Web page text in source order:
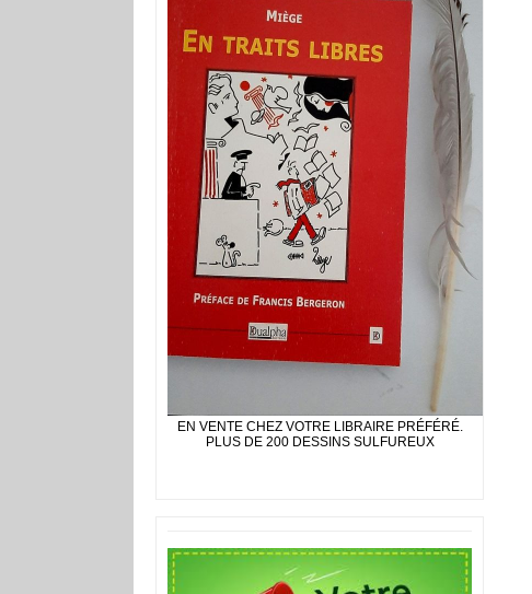
EN VENTE CHEZ VOTRE LIBRAIRE PRÉFÉRÉ.
PLUS DE 200 DESSINS SULFUREUX